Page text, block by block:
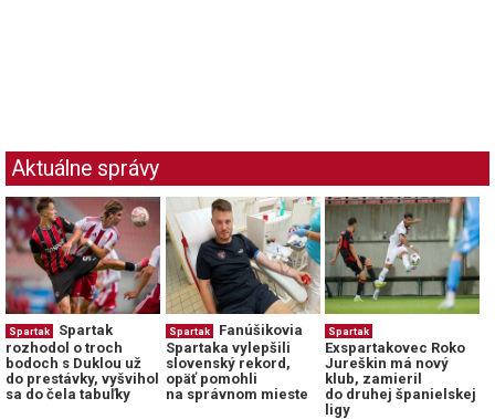
Aktuálne správy
Spartak
Spartak
rozhodol o troch
bodoch s Duklou už
do prestávky, vyšvihol
sa do čela tabuľky
Spartak
Fanúšikovia
Spartaka vylepšili
slovenský rekord,
opäť pomohli
na správnom mieste
Spartak
Exspartakovec Roko
Jureškin má nový
klub, zamieril
do druhej španielskej
ligy